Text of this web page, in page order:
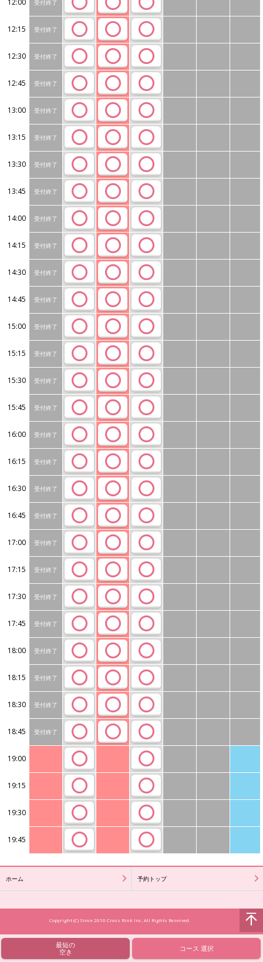
12:00 受付終了
12:15 受付終了
12:30 受付終了
12:45 受付終了
13:00 受付終了
13:15 受付終了
13:30 受付終了
13:45 受付終了
14:00 受付終了
14:15 受付終了
14:30 受付終了
14:45 受付終了
15:00 受付終了
15:15 受付終了
15:30 受付終了
15:45 受付終了
16:00 受付終了
16:15 受付終了
16:30 受付終了
16:45 受付終了
17:00 受付終了
17:15 受付終了
17:30 受付終了
17:45 受付終了
18:00 受付終了
18:15 受付終了
18:30 受付終了
18:45 受付終了
19:00
19:15
19:30
19:45
最短の
空き
コース 選択
ホーム 予約トップ
Copyright (C) Since 2010 Cross Rink Inc. All Rights Reserved.